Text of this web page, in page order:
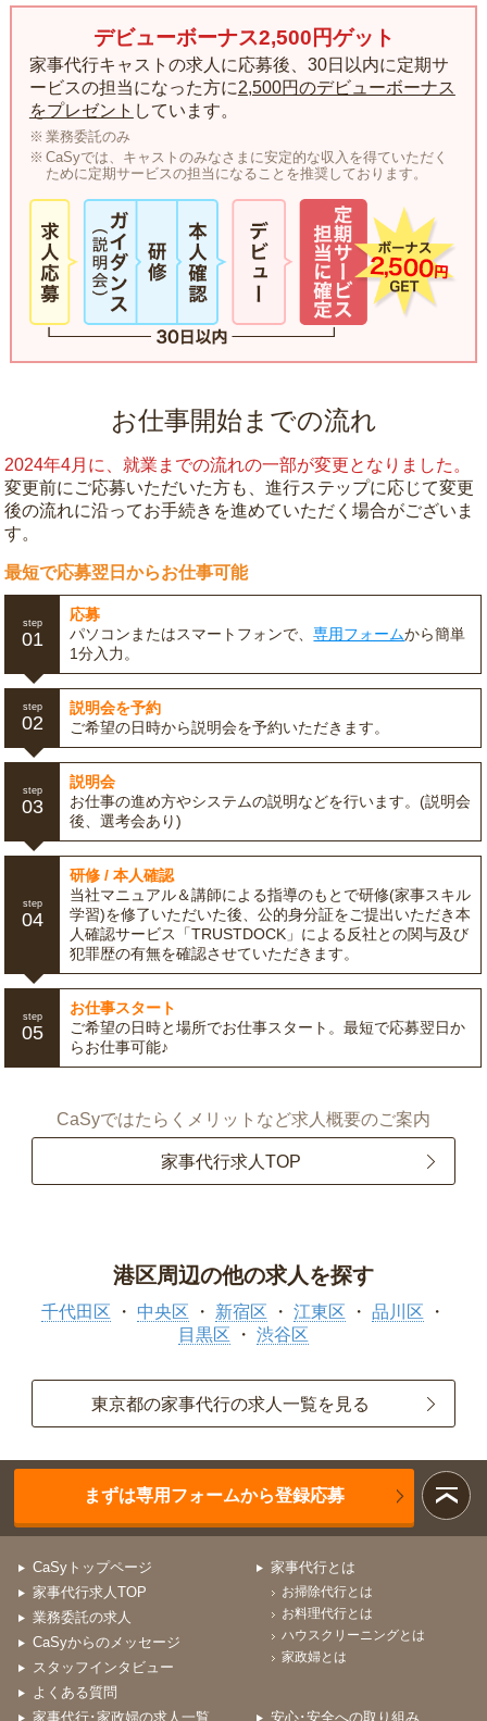
デビューボーナス2,500円ゲット
家事代行キャストの求人に応募後、30日以内に定期サ
ービスの担当になった方に2,500円のデビューボーナス
をプレゼント しています。
業務委託のみ
CaSyでは、キャストのみなさまに安定的な収入を得ていただく
ために定期サービスの担当になることを推奨しております。
お仕事開始までの流れ
2024年4月に、就業までの流れの一部が変更となりました。
変更前にご応募いただいた方も、進行ステップに応じて変更
後の流れに沿ってお手続きを進めていただく場合がございま
す。
最短で応募翌日からお仕事可能
step
01
応募
パソコンまたはスマートフォンで、専用フォームから簡単
1分入力。
step
02
説明会を予約
ご希望の日時から説明会を予約いただきます。
step
03
説明会
お仕事の進め方やシステムの説明などを行います。(説明会
後、選考会あり)
step
04
研修 / 本人確認
当社マニュアル＆講師による指導のもとで研修(家事スキル
学習)を修了いただいた後、公的身分証をご提出いただき本
人確認サービス「TRUSTDOCK」による反社との関与及び
犯罪歴の有無を確認させていただきます。
step
05
お仕事スタート
ご希望の日時と場所でお仕事スタート。最短で応募翌日か
らお仕事可能♪
CaSyではたらくメリットなど求人概要のご案内
家事代行求人TOP
港区周辺の他の求人を探す
千代田区 中央区 新宿区 江東区
品川区
目黒区
渋谷区
東京都の家事代行の求人一覧を見る
まずは専用フォームから登録応募
CaSyトップページ
家事代行求人TOP
業務委託の求人
CaSyからのメッセージ
スタッフインタビュー
よくある質問
家事代行とは
お掃除代行とは
お料理代行とは
ハウスクリーニングとは
家政婦とは
家事代行･家政婦の求人一覧 安心･安全への取り組み